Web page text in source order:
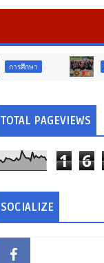
สังคม
TOTAL PAGEVIEWS
1 6
SOCIALIZE